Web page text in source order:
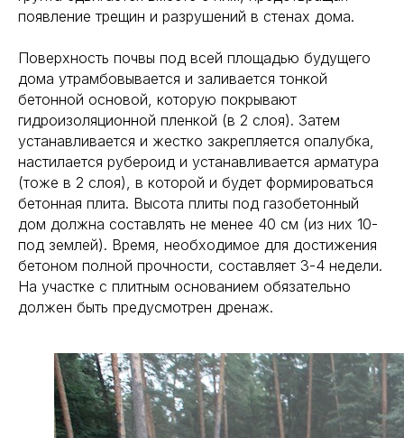
появление трещин и разрушений в стенах дома.
Поверхность почвы под всей площадью будущего
дома утрамбовывается и заливается тонкой
бетонной основой, которую покрывают
гидроизоляционной пленкой (в 2 слоя). Затем
устанавливается и жестко закрепляется опалубка,
настилается рубероид и устанавливается арматура
(тоже в 2 слоя), в которой и будет формироваться
бетонная плита. Высота плиты под газобетонный
дом должна составлять не менее 40 см (из них 10-
под землей). Время, необходимое для достижения
бетоном полной прочности, составляет 3-4 недели.
На участке с плитным основанием обязательно
должен быть предусмотрен дренаж.